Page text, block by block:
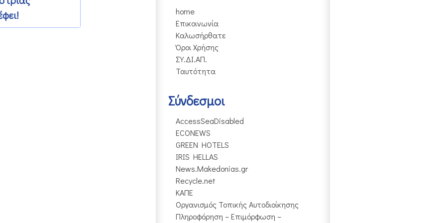
home
Επικοινωνία
Καλωσήρθατε
Όροι Χρήσης
ΣΥ.ΔΙ.ΑΠ.
Ταυτότητα
Σύνδεσμοι
AccessSeaDisabled
ECONEWS
GREEN HOTELS
IRIS HELLAS
News.Makedonias.gr
Recycle.net
ΚΑΠΕ
Οργανισμός Τοπικής Αυτοδιοίκησης
Πληροφόρηση – Επιμόρφωση –